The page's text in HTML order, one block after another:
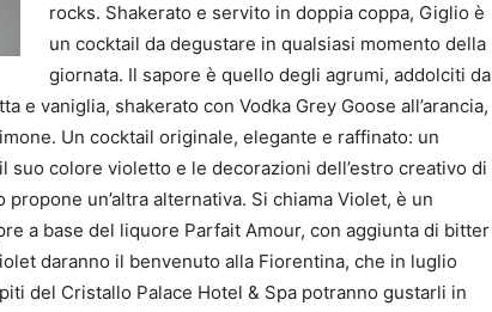
rocks. Shakerato e servito in doppia coppa, Giglio è
un cocktail da degustare in qualsiasi momento della
giornata. Il sapore è quello degli agrumi, addolciti da
e vaniglia, shakerato con Vodka Grey Goose all’arancia,
Un cocktail originale, elegante e raffinato: un
suo colore violetto e le decorazioni dell’estro creativo di
un’altra alternativa. Si chiama Violet, è un
a base del liquore Parfait Amour, con aggiunta di bitter
daranno il benvenuto alla Fiorentina, che in luglio
del Cristallo Palace Hotel & Spa potranno gustarli in